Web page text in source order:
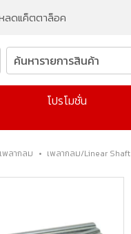
ลดแค็ตตาล็อค
โปรโมชั่น
พลากลม • เพลากลม/Linear Shaft